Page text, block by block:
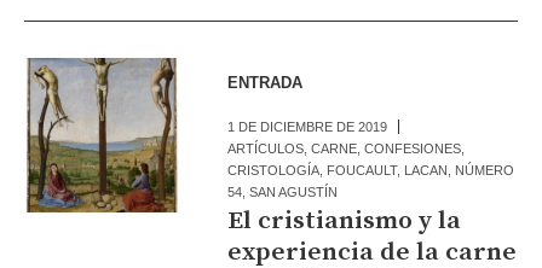
ENTRADA
1 DE DICIEMBRE DE 2019
ARTÍCULOS ,CARNE ,CONFESIONES
CRISTOLOGÍA FOUCAULT, LACAN
NÚMERO
54 ,SAN AGUSTÍN
El cristianismo y la
experiencia de la carne